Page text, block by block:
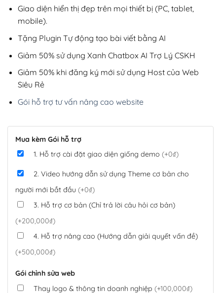
Giao diện hiển thị đẹp trên mọi thiết bị (PC, tablet,
mobile).
Tặng Plugin Tự động tạo bài viết bằng AI
Giảm 50% sử dụng Xanh Chatbox AI Trợ Lý CSKH
Giảm 50% khi đăng ký mới sử dụng Host của Web
Siêu Rẻ
Gói hỗ trợ tư vấn nâng cao website
Mua kèm Gói hỗ trợ
1. Hỗ trợ cài đặt giao diện giống demo (+0₫)
2. Video hướng dẫn sử dụng Theme cơ bản cho
người mới bắt đầu (+0₫)
3. Hỗ trợ cơ bản (Chỉ trả lời câu hỏi cơ bản)
(+200,000₫)
4. Hỗ trợ nâng cao (Hướng dẫn giải quyết vấn đề)
(+500,000₫)
Gói chỉnh sửa web
Thay logo & thông tin doanh nghiệp (+100,000₫)